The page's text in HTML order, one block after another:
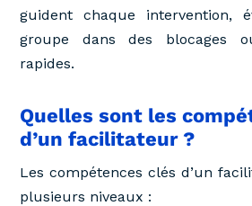
guident chaque intervention,
groupe dans des blocages
rapides.
Quelles sont les
d’un facilitateur ?
Les compétences clés d’un
plusieurs niveaux :